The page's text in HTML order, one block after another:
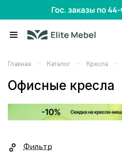
Главная – Каталог – Кресла –
Офисные кресла
Фильтр